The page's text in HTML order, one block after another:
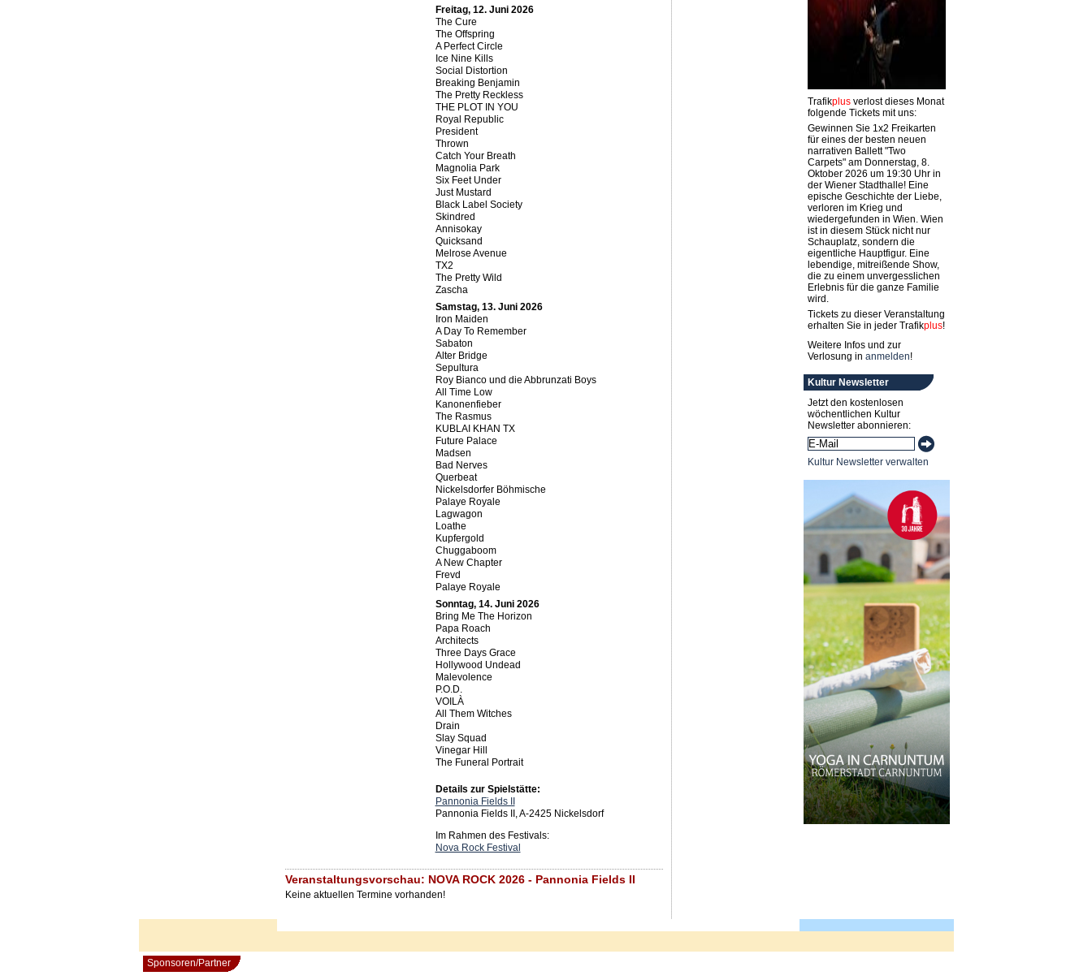
Freitag, 12. Juni 2026
The Cure
The Offspring
A Perfect Circle
Ice Nine Kills
Social Distortion
Breaking Benjamin
The Pretty Reckless
THE PLOT IN YOU
Royal Republic
President
Thrown
Catch Your Breath
Magnolia Park
Six Feet Under
Just Mustard
Black Label Society
Skindred
Annisokay
Quicksand
Melrose Avenue
TX2
The Pretty Wild
Zascha
Samstag, 13. Juni 2026
Iron Maiden
A Day To Remember
Sabaton
Alter Bridge
Sepultura
Roy Bianco und die Abbrunzati Boys
All Time Low
Kanonenfieber
The Rasmus
KUBLAI KHAN TX
Future Palace
Madsen
Bad Nerves
Querbeat
Nickelsdorfer Böhmische
Palaye Royale
Lagwagon
Loathe
Kupfergold
Chuggaboom
A New Chapter
Frevd
Palaye Royale
Sonntag, 14. Juni 2026
Bring Me The Horizon
Papa Roach
Architects
Three Days Grace
Hollywood Undead
Malevolence
P.O.D.
VOILÀ
All Them Witches
Drain
Slay Squad
Vinegar Hill
The Funeral Portrait
Details zur Spielstätte:
Pannonia Fields II
Pannonia Fields II, A-2425 Nickelsdorf
Im Rahmen des Festivals:
Nova Rock Festival
Veranstaltungsvorschau: NOVA ROCK 2026 - Pannonia Fields II
Keine aktuellen Termine vorhanden!
Trafikplusverlost dieses Monat
folgende Tickets mit uns:
Gewinnen Sie 1x2 Freikarten
für eines der besten neuen
narrativen Ballett "Two
Carpets" am Donnerstag, 8.
Oktober 2026 um 19:30 Uhr in
der Wiener Stadthalle! Eine
epische Geschichte der Liebe,
verloren im Krieg und
wiedergefunden in Wien. Wien
ist in diesem Stück nicht nur
Schauplatz, sondern die
eigentliche Hauptfigur. Eine
lebendige, mitreißende Show,
die zu einem unvergesslichen
Erlebnis für die ganze Familie
wird.
Tickets zu dieser Veranstaltung
erhalten Sie in jeder Trafikplus!
Weitere Infos und zur
Verlosung in anmelden!
Kultur Newsletter
Jetzt den kostenlosen
wöchentlichen Kultur
Newsletter abonnieren:
Kultur Newsletter verwalten
Sponsoren/Partner